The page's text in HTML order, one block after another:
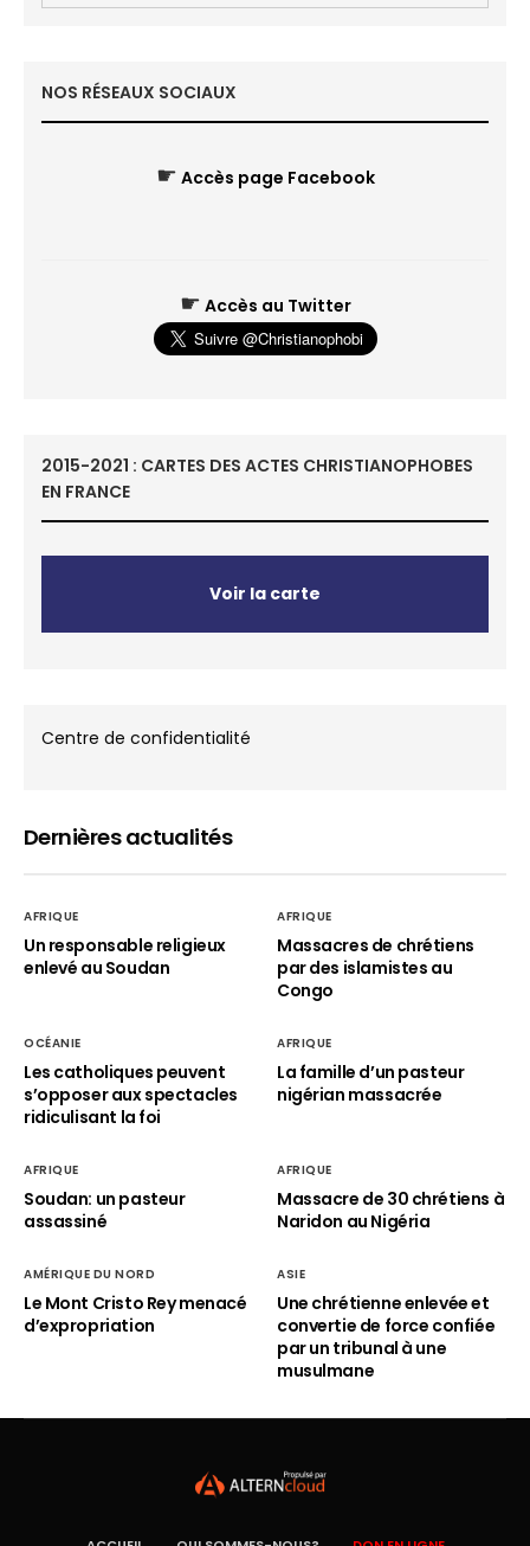
NOS RÉSEAUX SOCIAUX
☛ Accès page Facebook
☛ Accès au Twitter
2015-2021 : CARTES DES ACTES CHRISTIANOPHOBES
EN FRANCE
Voir la carte
Centre de confidentialité
Dernières actualités
AFRIQUE
Un responsable religieux
enlevé au Soudan
AFRIQUE
Massacres de chrétiens
par des islamistes au
Congo
OCÉANIE
Les catholiques peuvent
s’opposer aux spectacles
ridiculisant la foi
AFRIQUE
La famille d’un pasteur
nigérian massacrée
AFRIQUE
Soudan: un pasteur
assassiné
AFRIQUE
Massacre de 30 chrétiens à
Naridon au Nigéria
AMÉRIQUE DU NORD
Le Mont Cristo Rey menacé
d’expropriation
ASIE
Une chrétienne enlevée et
convertie de force confiée
par un tribunal à une
musulmane